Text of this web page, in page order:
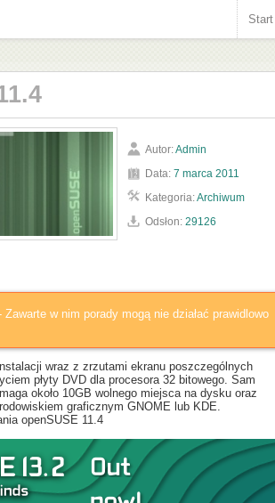
Start
Autor:Admin
Data: 7 marca 2011
Kategoria:Archiwum
Odsłon: 29126
w nim porady mogą nie działać prawidlowo
wraz z zrzutami ekranu poszczególnych
płyty DVD dla procesora 32 bitowego. Sam
około 10GB wolnego miejsca na dysku oraz
graficznym GNOME lub KDE.
openSUSE 11.4